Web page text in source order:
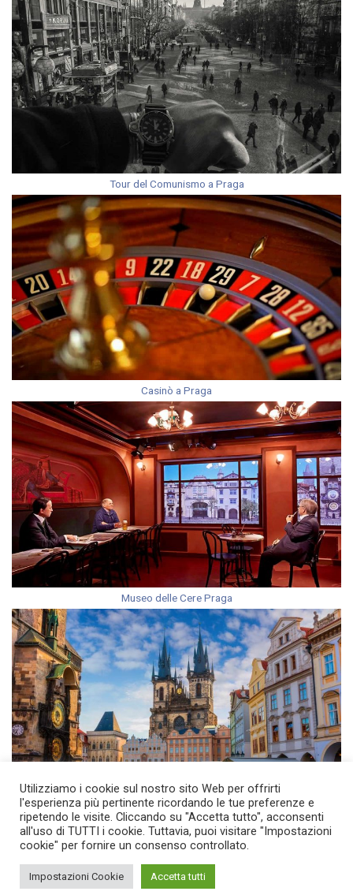
Tour del Comunismo a Praga
Casinò a Praga
Museo delle Cere Praga
Free Tour Praga in Italiano
Utilizziamo i cookie sul nostro sito Web per offrirti
l'esperienza più pertinente ricordando le tue preferenze e
ripetendo le visite. Cliccando su "Accetta tutto", acconsenti
all'uso di TUTTI i cookie. Tuttavia, puoi visitare "Impostazioni
cookie" per fornire un consenso controllato.
Impostazioni Cookie Accetta tutti